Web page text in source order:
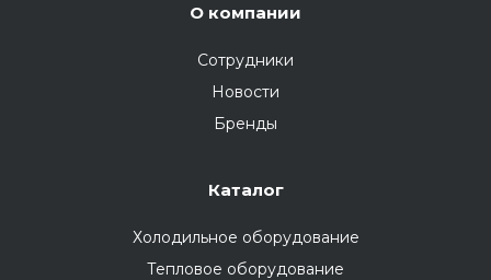
О компании
Сотрудники
Новости
Бренды
Каталог
Холодильное оборудование
Тепловое оборудование